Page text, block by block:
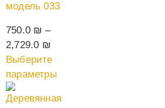
модель 033
750.0 ₪ –
2,729.0 ₪
Выберите
параметры